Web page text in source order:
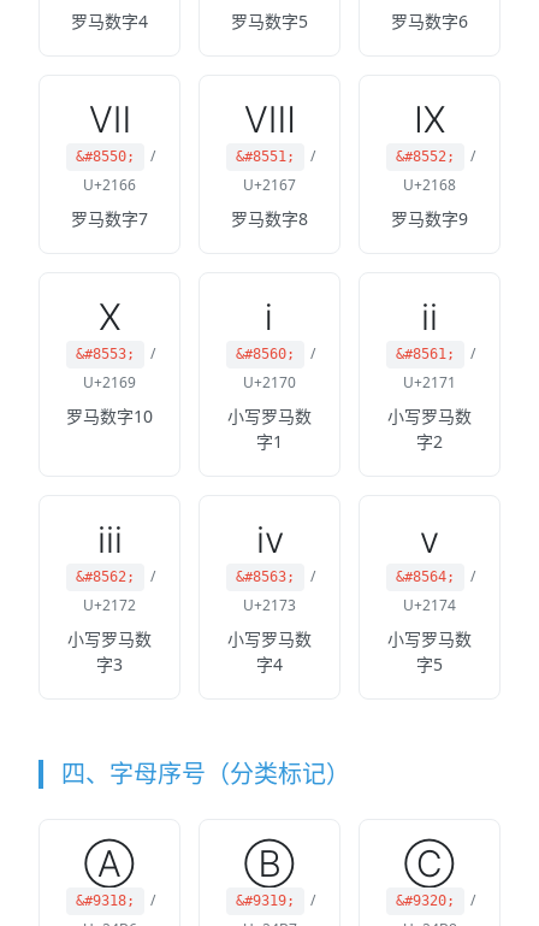
罗马数字4 罗马数字5 罗马数字6
Ⅶ
&#8550;
/
U+2166
罗马数字7
Ⅷ
&#8551;
/
U+2167
罗马数字8
Ⅸ
&#8552;
/
U+2168
罗马数字9
Ⅹ
&#8553;
/
U+2169
罗马数字10
ⅰ
&#8560;
/
U+2170
小写罗马数
字1
ⅱ
&#8561;
/
U+2171
小写罗马数
字2
ⅲ
&#8562;
/
U+2172
小写罗马数
字3
ⅳ
&#8563;
/
U+2173
小写罗马数
字4
ⅴ
&#8564;
/
U+2174
小写罗马数
字5
四、字母序号（分类标记）
Ⓐ
&#9318;
/
Ⓑ
&#9319;
/
Ⓒ
&#9320;
/